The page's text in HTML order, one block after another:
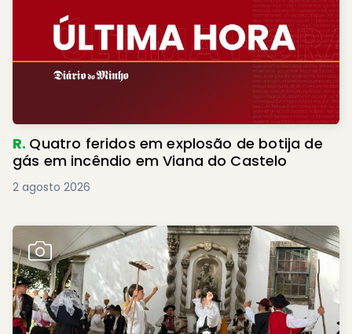
R. Quatro feridos em explosão de botija de
gás em incêndio em Viana do Castelo
2 agosto 2026